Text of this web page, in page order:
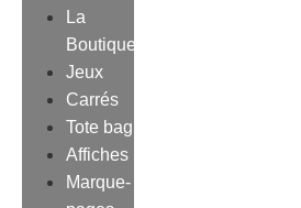
La
Boutique
Jeux
Carrés
Tote bag
Affiches
Marque-